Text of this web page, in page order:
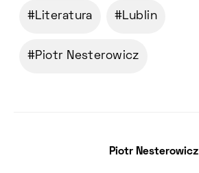
Literatura Lublin
Piotr Nesterowicz
Piotr Nesterowicz